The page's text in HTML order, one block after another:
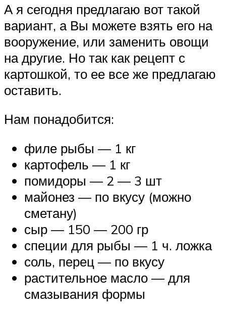
А я сегодня предлагаю вот такой
вариант, а Вы можете взять его на
вооружение, или заменить овощи
на другие. Но так как рецепт с
картошкой, то ее все же предлагаю
оставить.
Нам понадобится:
филе рыбы — 1 кг
картофель — 1 кг
помидоры — 2 — 3 шт
майонез — по вкусу (можно
сметану)
сыр — 150 — 200 гр
специи для рыбы — 1 ч. ложка
соль, перец — по вкусу
растительное масло — для
смазывания формы